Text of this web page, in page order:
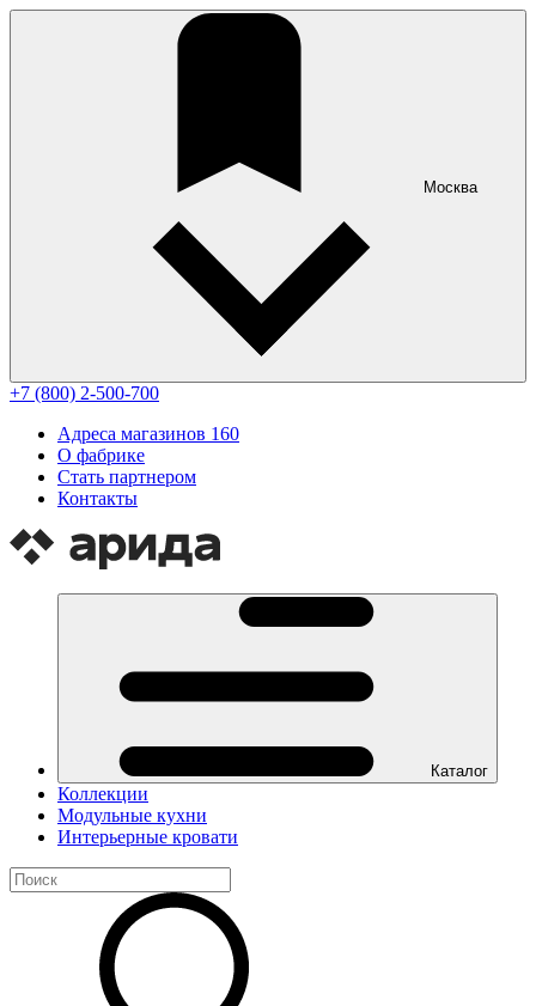
Москва
+7 (800) 2-500-700
Адреса магазинов 160
О фабрике
Стать партнером
Контакты
Каталог
Коллекции
Модульные кухни
Интерьерные кровати